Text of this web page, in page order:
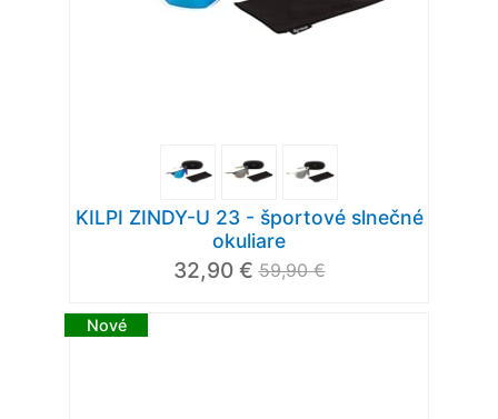
KILPI ZINDY-U 23 - športové slnečné
okuliare
32,90 € 59,90 €
Nové